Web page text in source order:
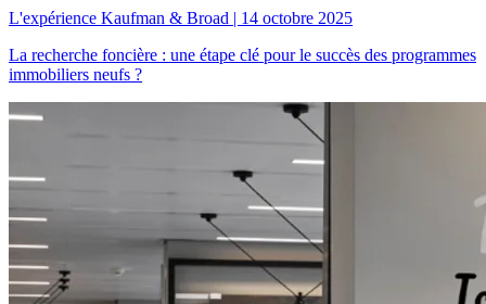
L'expérience Kaufman & Broad | 14 octobre 2025
La recherche foncière : une étape clé pour le succès des programmes
immobiliers neufs ?